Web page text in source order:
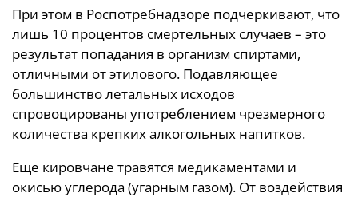
При этом в Роспотребнадзоре подчеркивают, что
лишь 10 процентов смертельных случаев – это
результат попадания в организм спиртами,
отличными от этилового. Подавляющее
большинство летальных исходов
спровоцированы употреблением чрезмерного
количества крепких алкогольных напитков.
Еще кировчане травятся медикаментами и
окисью углерода (угарным газом). От воздействия